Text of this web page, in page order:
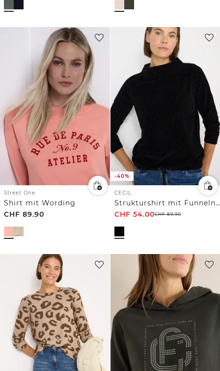
Street One
Shirt mit Wording
CHF 89.90
-40%
CECIL
Strukturshirt mit Funnelneck
CHF 54.00CHF89.90